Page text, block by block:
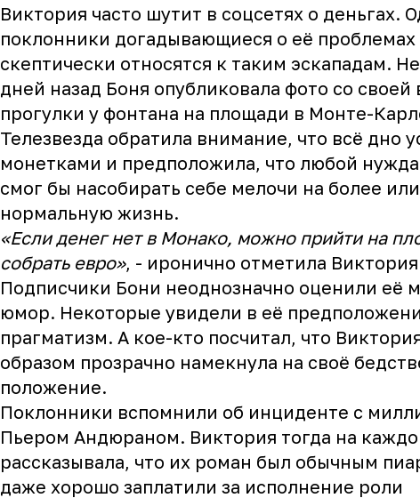
Виктория часто шутит в соцсетях о деньгах.
поклонники догадывающиеся о её проблемах
скептически относятся к таким эскападам.
дней назад Боня опубликовала фото со своей
прогулки у фонтана на площади в Монте-
Телезвезда обратила внимание, что всё дно
монетками и предположила, что любой
смог бы насобирать себе мелочи на более
нормальную жизнь.
«Если денег нет в Монако, можно прийти на
собрать евро», - иронично отметила
Подписчики Бони неоднозначно оценили её
юмор. Некоторые увидели в её
прагматизм. А кое-кто посчитал, что
образом прозрачно намекнула на своё
положение.
Поклонники вспомнили об инциденте с
Пьером Андюраном. Виктория тогда на
рассказывала, что их роман был обычным
даже хорошо заплатили за исполнение роли